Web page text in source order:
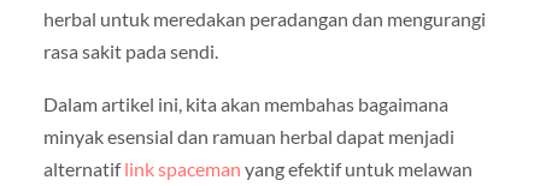
herbal untuk meredakan peradangan dan mengurangi
rasa sakit pada sendi.
Dalam artikel ini, kita akan membahas bagaimana
minyak esensial dan ramuan herbal dapat menjadi
alternatiflink spaceman yang efektif untuk melawan